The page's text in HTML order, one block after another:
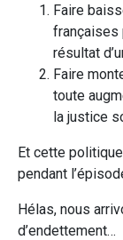
Faire
françaises
résultat
Faire
toute
la justice
Et cette
pendant
Hélas, nous
d’endettement…